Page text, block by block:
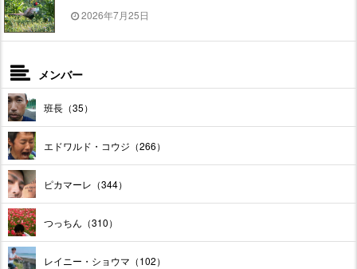
2026年7月25日
メンバー
班長（35）
エドワルド・コウジ（266）
ピカマーレ（344）
つっちん（310）
レイニー・ショウマ（102）